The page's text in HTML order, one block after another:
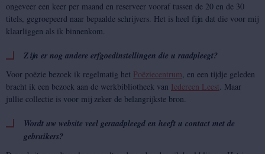
ongeveer een keer per maand en reserveer vooraf tussen de 20 en de 30
titels, gegroepeerd naar bepaalde schrijvers. Het is heel fijn dat die voor mij
klaarliggen als ik binnenkom.
Zijn er nog andere erfgoedinstellingen die u raadpleegt?
Voor poëzie bezoek ik regelmatig het Poëziecentrum, en een tijdje geleden
bracht ik een bezoek aan de werkbibliotheek van Iedereen Leest. Maar
jullie collectie is voor mij zeker de belangrijkste bron.
Wordt uw website veel geraadpleegd en heeft u contact met de
gebruikers?